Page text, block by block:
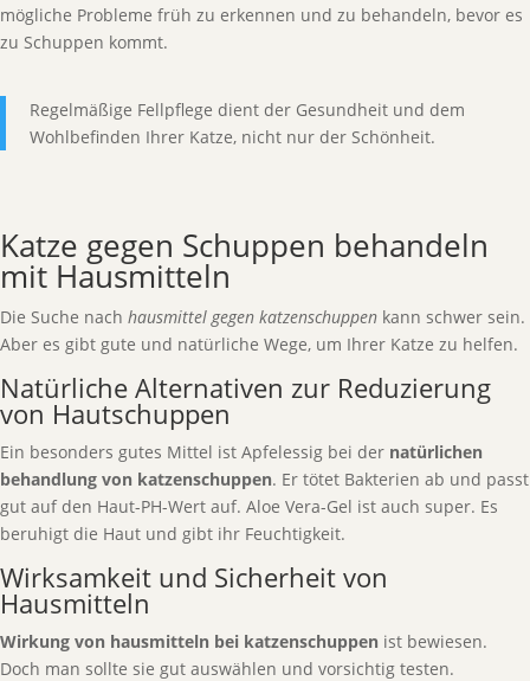
mögliche Probleme früh zu erkennen und zu behandeln, bevor es
zu Schuppen kommt.
Regelmäßige Fellpflege dient der Gesundheit und dem
Wohlbefinden Ihrer Katze, nicht nur der Schönheit.
Katze gegen Schuppen behandeln
mit Hausmitteln
Die Suche nach hausmittel gegen katzenschuppen kann schwer sein.
Aber es gibt gute und natürliche Wege, um Ihrer Katze zu helfen.
Natürliche Alternativen zur Reduzierung
von Hautschuppen
Ein besonders gutes Mittel ist Apfelessig bei der natürlichen
behandlung von katzenschuppen. Er tötet Bakterien ab und passt
gut auf den Haut-PH-Wert auf. Aloe Vera-Gel ist auch super. Es
beruhigt die Haut und gibt ihr Feuchtigkeit.
Wirksamkeit und Sicherheit von
Hausmitteln
Wirkung von hausmitteln bei katzenschuppen ist bewiesen.
Doch man sollte sie gut auswählen und vorsichtig testen.